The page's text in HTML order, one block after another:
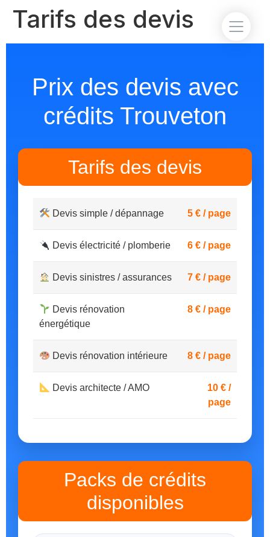
Tarifs des devis
Prix des devis avec
crédits Trouveton
Tarifs des devis
Devis simple / dépannage 5 € / page
Devis électricité / plomberie 6 € / page
Devis sinistres / assurances 7 € / page
Devis rénovation
énergétique
8 € / page
Devis rénovation intérieure 8 € / page
Devis architecte / AMO
10 € /
page
Packs de crédits
disponibles